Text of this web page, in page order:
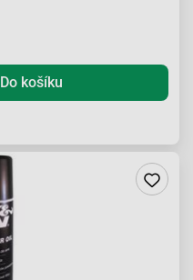
Do košíku